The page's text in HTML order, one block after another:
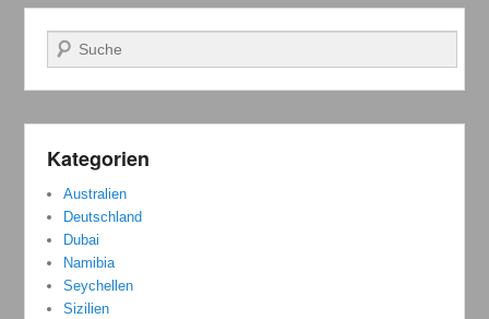
Suchen
Kategorien
Australien
Deutschland
Dubai
Namibia
Seychellen
Sizilien